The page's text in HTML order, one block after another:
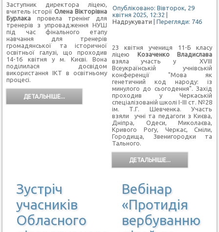
Заступник директора ліцею,
вчитель історіїОлена Вікторівна
Бурлака провела тренінг для
тренерів
з упровадження НУШ
під час фінального етапу
навчання для тренерів
громадянської та історичної
освітньої галузі, що проходив
14-16 квітня у м. Києві. Вона
поділилася досвідом
використання ІКТ в освітньому
процесі.
ДЕТАЛЬНІШЕ...
Опубліковано: Вівторок, 29
квітня 2025, 12:32 |
Надрукувати | Перегляди: 746
23 квітня учениця 11-Б класу
ліцею Козаченко Владислава
взяла участь у XVIII
Всеукраїнській учнівській
конференції "Мова як
генетичний код народу: із
минулого до сьогодення". Захід
проходив у Черкаській
спеціалізованій школі І-ІІІ ст. №28
ім. Т.Г. Шевченка. Участь
взяли
учні та педагоги з Києва,
Дніпра, Одеси, Миколаєва,
Кривого Рогу, Черкас, Сміли,
Городища, Звенигородки та
Тального.
ДЕТАЛЬНІШЕ...
Зустріч
учасників
Обласного
Вебінар
«Протидія
вербуванню